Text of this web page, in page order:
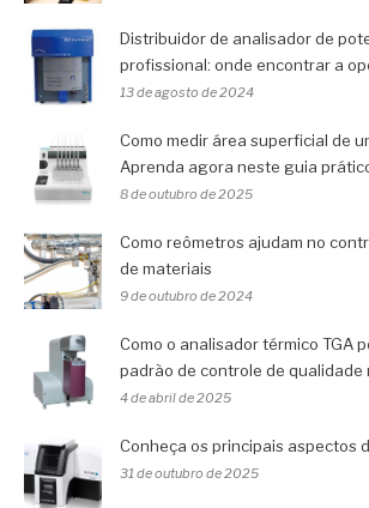
Distribuidor de analisador de
profissional: onde encontrar a
13 de agosto de 2024
Como medir área superficial de
Aprenda agora neste guia
8 de outubro de 2025
Como reômetros ajudam no
de materiais
9 de outubro de 2024
Como o analisador térmico TGA
padrão de controle de qualidade
4 de abril de 2025
Conheça os principais aspectos
31 de outubro de 2025